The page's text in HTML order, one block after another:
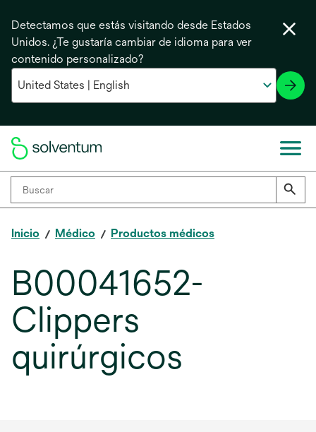
Detectamos que estás visitando desde Estados
Unidos. ¿Te gustaría cambiar de idioma para ver
contenido personalizado?
Inicio Médico Productos médicos
B00041652-
Clippers
quirúrgicos